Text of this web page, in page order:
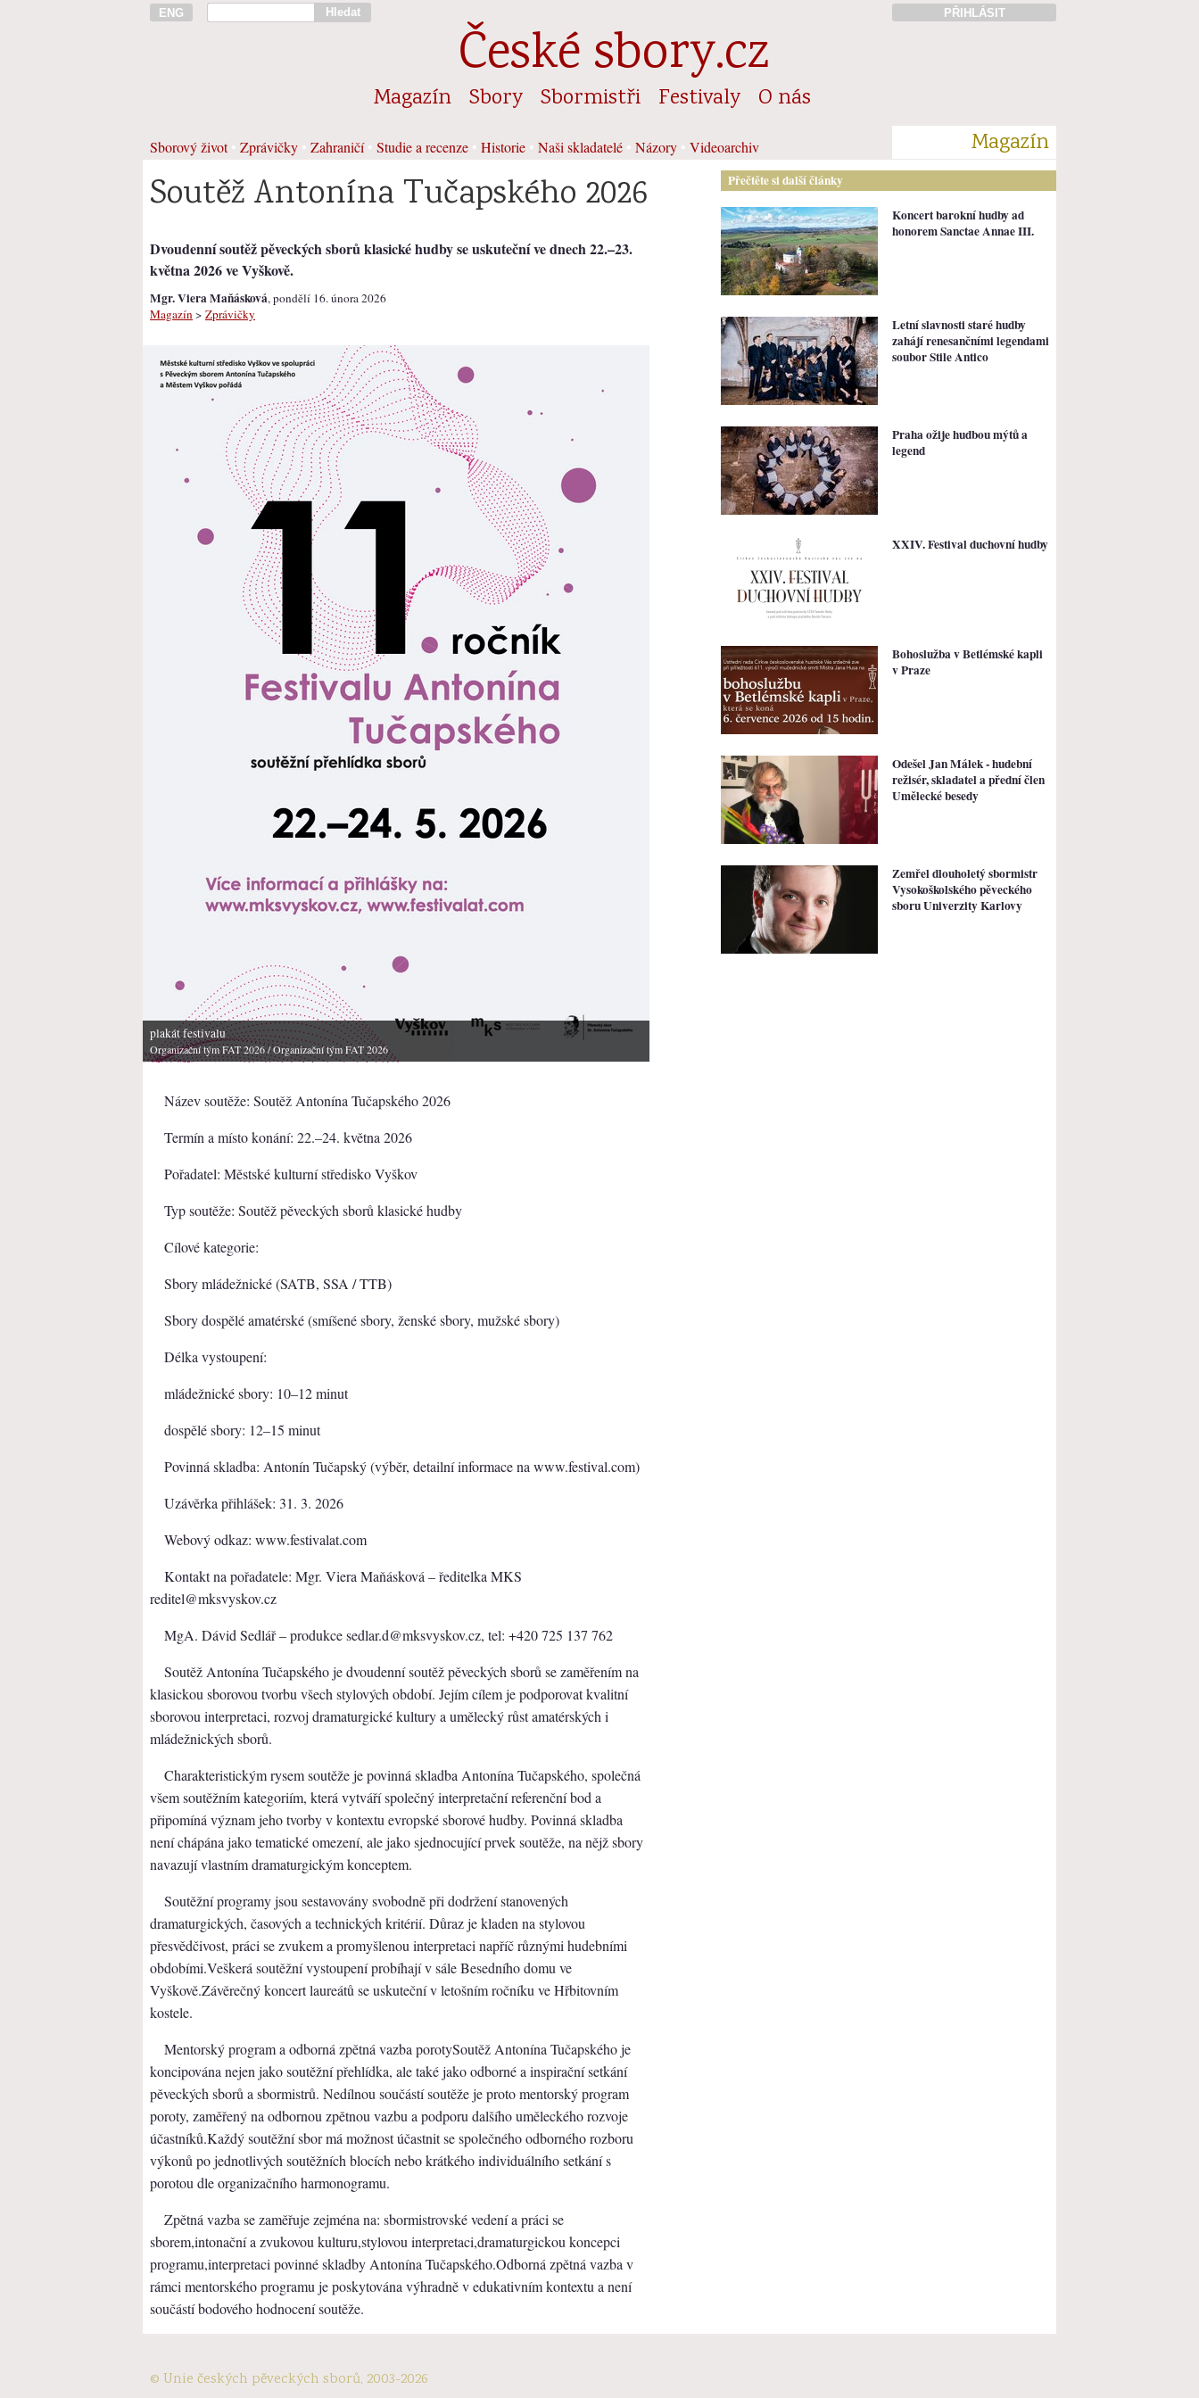
ENG Hledat PŘIHLÁSIT
České sbory.cz
Magazín Sbory Sbormistři Festivaly O nás
Sborový život• Zprávičky Zahraničí• Studie a recenze Historie Naši skladatelé Názory Videoarchiv Magazín
Soutěž Antonína Tučapského 2026
Dvoudenní soutěž pěveckých sborů klasické hudby se uskuteční ve dnech 22.–23.
května 2026 ve Vyškově.
Mgr. Viera Maňásková, pondělí 16. února 2026
Magazín > Zprávičky
plakát festivalu
Organizační tým FAT 2026/ Organizační tým FAT 2026
Název soutěže: Soutěž Antonína Tučapského 2026
Termín a místo konání: 22.–24. května 2026
Pořadatel: Městské kulturní středisko Vyškov
Typ soutěže: Soutěž pěveckých sborů klasické hudby
Cílové kategorie:
Sbory mládežnické (SATB, SSA / TTB)
Sbory dospělé amatérské (smíšené sbory, ženské sbory, mužské sbory)
Délka vystoupení:
mládežnické sbory: 10–12 minut
dospělé sbory: 12–15 minut
Povinná skladba: Antonín Tučapský (výběr, detailní informace na www.festival.com)
Uzávěrka přihlášek: 31. 3. 2026
Webový odkaz: www.festivalat.com
Kontakt na pořadatele: Mgr. Viera Maňásková – ředitelka MKS
reditel@mksvyskov.cz
MgA. Dávid Sedlář – produkce sedlar.d@mksvyskov.cz, tel: +420 725 137 762
Soutěž Antonína Tučapského je dvoudenní soutěž pěveckých sborů se zaměřením na
klasickou sborovou tvorbu všech stylových období. Jejím cílem je podporovat kvalitní
sborovou interpretaci, rozvoj dramaturgické kultury a umělecký růst amatérských i
mládežnických sborů.
Charakteristickým rysem soutěže je povinná skladba Antonína Tučapského, společná
všem soutěžním kategoriím, která vytváří společný interpretační referenční bod a
připomíná význam jeho tvorby v kontextu evropské sborové hudby. Povinná skladba
není chápána jako tematické omezení, ale jako sjednocující prvek soutěže, na nějž sbory
navazují vlastním dramaturgickým konceptem.
Soutěžní programy jsou sestavovány svobodně při dodržení stanovených
dramaturgických, časových a technických kritérií. Důraz je kladen na stylovou
přesvědčivost, práci se zvukem a promyšlenou interpretaci napříč různými hudebními
obdobími.​Veškerá soutěžní vystoupení probíhají v sále Besedního domu ve
Vyškově.Závěrečný koncert laureátů se uskuteční v letošním ročníku ve Hřbitovním
kostele.​
Mentorský program a odborná zpětná vazba poroty​Soutěž Antonína Tučapského je
koncipována nejen jako soutěžní přehlídka, ale také jako odborné a inspirační setkání
pěveckých sborů a sbormistrů. Nedílnou součástí soutěže je proto mentorský program
poroty, zaměřený na odbornou zpětnou vazbu a podporu dalšího uměleckého rozvoje
účastníků.Každý soutěžní sbor má možnost účastnit se společného odborného rozboru
výkonů po jednotlivých soutěžních blocích nebo krátkého individuálního setkání s
porotou dle organizačního harmonogramu.
Zpětná vazba se zaměřuje zejména na: sbormistrovské vedení a práci se
sborem,intonační a zvukovou kulturu,stylovou interpretaci,dramaturgickou koncepci
programu,interpretaci povinné skladby Antonína Tučapského.Odborná zpětná vazba v
rámci mentorského programu je poskytována výhradně v edukativním kontextu a není
součástí bodového hodnocení soutěže.
Přečtěte si další články
Koncert barokní hudby ad
honorem Sanctae Annae III.
Letní slavnosti staré hudby
zahájí renesančními legendami
soubor Stile Antico
Praha ožije hudbou mýtů a
legend
XXIV. Festival duchovní hudby
Bohoslužba v Betlémské kapli
v Praze
Odešel Jan Málek - hudební
režisér, skladatel a přední člen
Umělecké besedy
Zemřel dlouholetý sbormistr
Vysokoškolského pěveckého
sboru Univerzity Karlovy
© Unie českých pěveckých sborů, 2003-2026